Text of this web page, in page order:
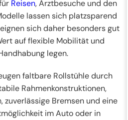
Reisen, Arztbesuche und den
lassen sich platzsparend
sich daher besonders gut
auf flexible Mobilität und
legen.
faltbare Rollstühle durch
Rahmenkonstruktionen,
zuverlässige Bremsen und eine
im Auto oder in